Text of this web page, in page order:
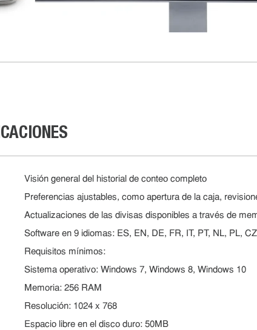
Visión general del historial de conteo completo
Preferencias ajustables, como apertura de la caja,
Actualizaciones de las divisas disponibles a través de
Software en 9 idiomas: ES, EN, DE, FR, IT, PT, NL, PL, CZ
Requisitos mínimos:
Sistema operativo: Windows 7, Windows 8, Windows 10
Memoria: 256 RAM
Resolución: 1024 x 768
Espacio libre en el disco duro: 50MB